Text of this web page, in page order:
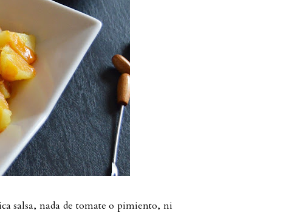
salsa, nada de tomate o pimiento, ni